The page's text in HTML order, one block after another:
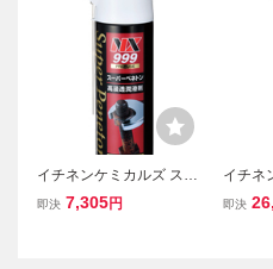
イチネンケミカルズ スー
パーペネトン NX999 (40
即決 7,305円
イチネ
パーペ
即決